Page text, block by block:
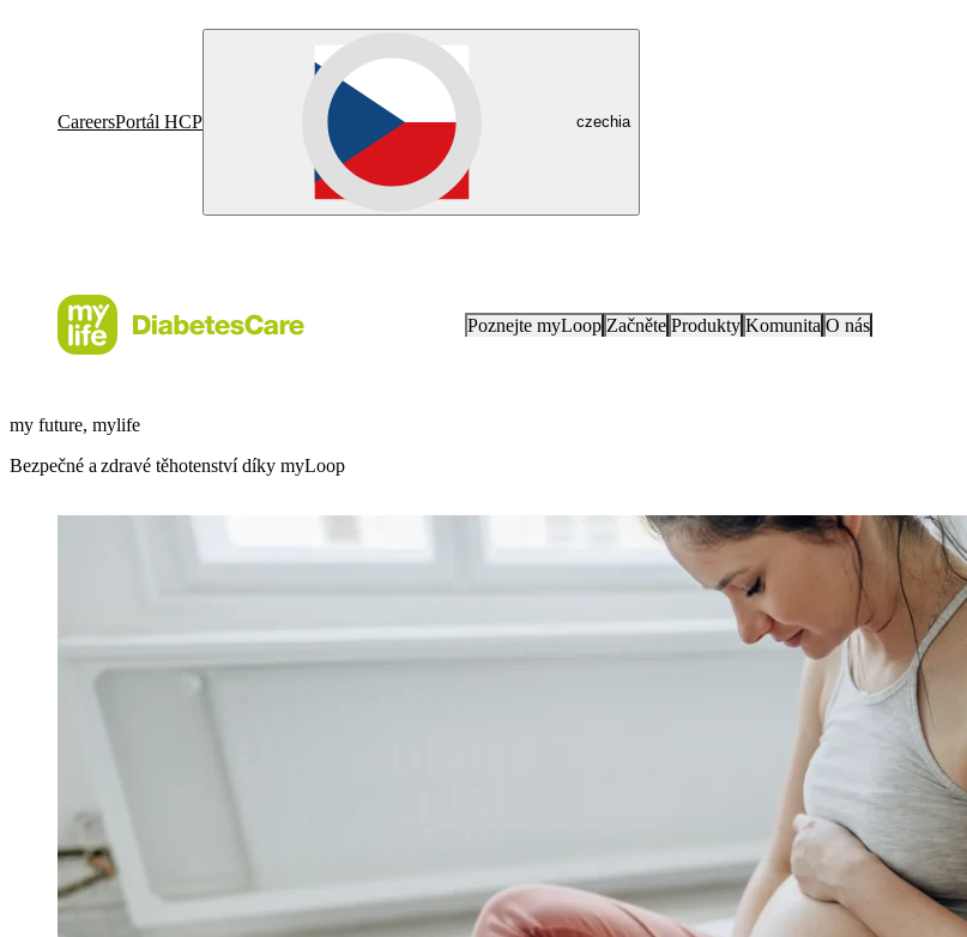
CareersPortál HCP czechia
Poznejte myLoop Začněte Produkty Komunita O nás
my future, mylife
Bezpečné a zdravé těhotenství díky myLoop